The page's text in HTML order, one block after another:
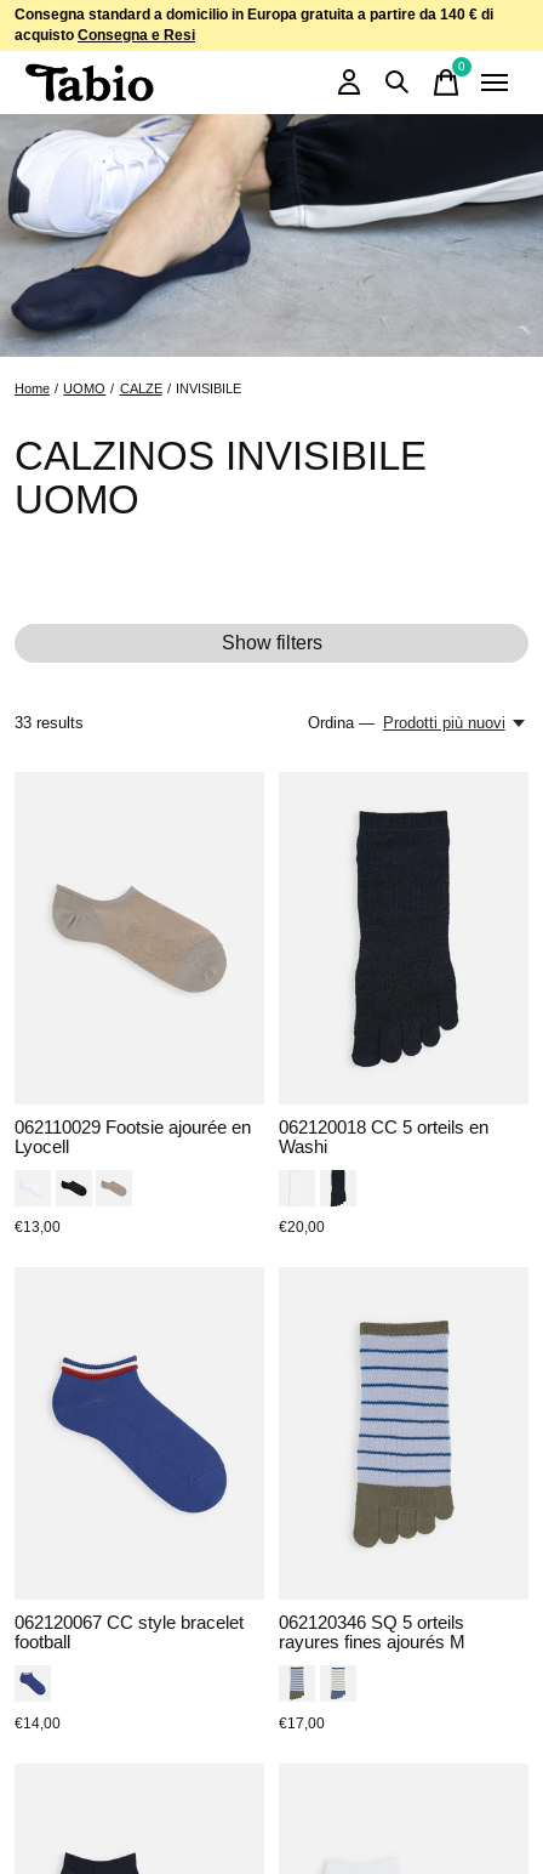
Consegna standard a domicilio in Europa gratuita a partire da 140 € di
acquisto Consegna e Resi
0items
Home / UOMO / CALZE / INVISIBILE
CALZINOS INVISIBILE
UOMO
Show filters
33 results Ordina — Prodotti più nuovi
062110029 Footsie ajourée en
Lyocell
€13,00
062120018 CC 5 orteils en
Washi
€20,00
062120067 CC style bracelet
football
€14,00
062120346 SQ 5 orteils
rayures fines ajourés M
€17,00